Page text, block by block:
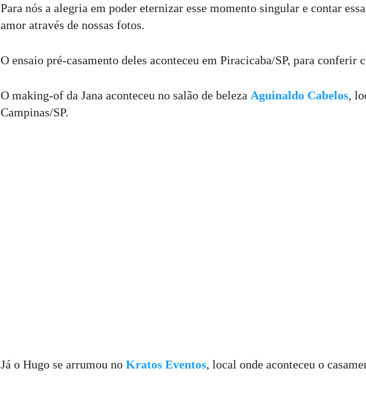
Para nós a alegria em poder eternizar esse momento singular e contar
amor através de nossas fotos.
O ensaio pré-casamento deles aconteceu em Piracicaba/SP, para conferir
O making-of da Jana aconteceu no salão de beleza Aguinaldo Cabelos,
Campinas/SP.
Já o Hugo se arrumou no Kratos Eventos, local onde aconteceu o